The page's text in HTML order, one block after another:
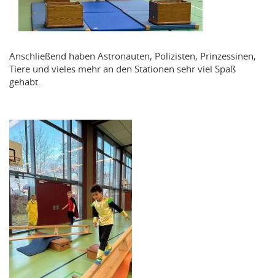
Anschließend haben Astronauten, Polizisten, Prinzessinen,
Tiere und vieles mehr an den Stationen sehr viel Spaß
gehabt.